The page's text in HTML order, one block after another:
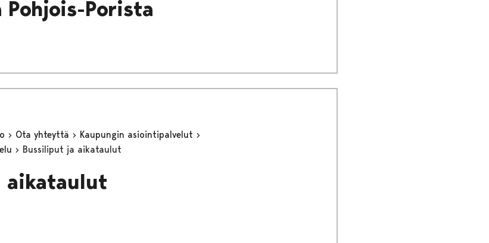
Porista
Ota yhteyttä
Kaupungin asiointipalvelut
Bussiliput ja aikataulut
aikataulut